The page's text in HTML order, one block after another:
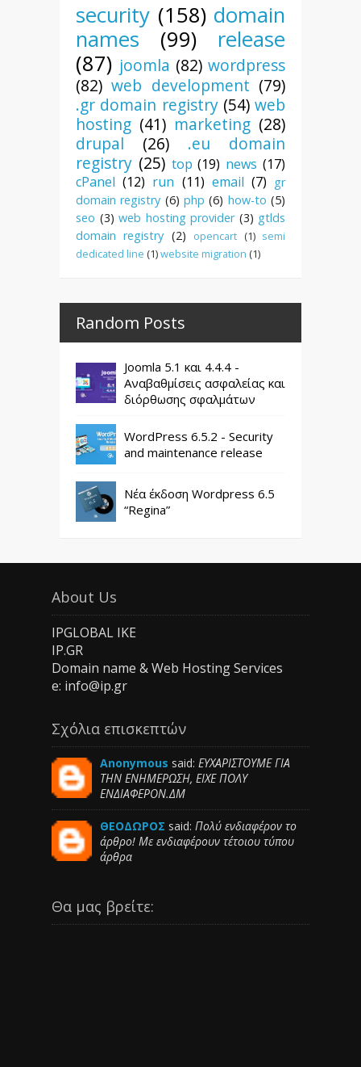
security (158) domain
names
(99)
release
(87) joomla (82) wordpress
(82) web development (79)
.gr domain registry (54) web
hosting (41) marketing (28)
drupal
(26)
.eu domain
registry (25) top (19) news (17)
cPanel (12) run (11) email (7) gr
domain registry (6) php (6) how-to (5)
seo (3) web hosting provider (3) gtlds
domain registry (2) opencart (1) semi
dedicated line (1)website migration (1)
Random Posts
Joomla 5.1 και 4.4.4 -
Αναβαθμίσεις ασφαλείας και
διόρθωσης σφαλμάτων
WordPress 6.5.2 - Security
and maintenance release
Νέα έκδοση Wordpress 6.5
“Regina”
About Us
IPGLOBAL IKE
IP.GR
Domain name & Web Hosting Services
e: info@ip.gr
Σχόλια επισκεπτών
Anonymous said: ΕΥΧΑΡΙΣΤΟΥΜΕ ΓΙΑ
ΤΗΝ ΕΝΗΜΕΡΩΣΗ, ΕΙΧΕ ΠΟΛΥ
ΕΝΔΙΑΦΕΡΟΝ.ΔΜ
ΘΕΟΔΩΡΟΣ said: Πολύ ενδιαφέρον το
άρθρο! Με ενδιαφέρουν τέτοιου τύπου
άρθρα
Θα μας βρείτε: